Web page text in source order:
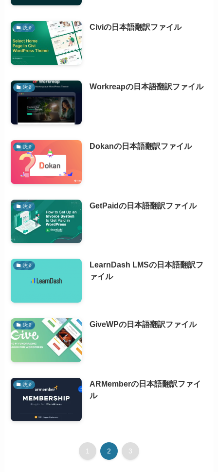
決済 Civiの日本語翻訳ファイル
決済 Workreapの日本語翻訳ファイル
決済 Dokanの日本語翻訳ファイル
決済 GetPaidの日本語翻訳ファイル
決済
LearnDash LMSの日本語翻訳フ
ァイル
決済 GiveWPの日本語翻訳ファイル
決済
ARMemberの日本語翻訳ファイ
ル
1 2 3